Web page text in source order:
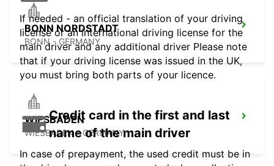
BONN NORDSTADT
BONN - GERMANY
WIESBADEN
WIESBADEN - GERMANY
If needed - an official translation of your driving
license or an international driving license for the
main driver and any additional driver Please note
that if your driving license was issued in the UK,
you must bring both parts of your licence.
Credit card in the first and last
name of the main driver
In case of prepayment, the used credit must be in